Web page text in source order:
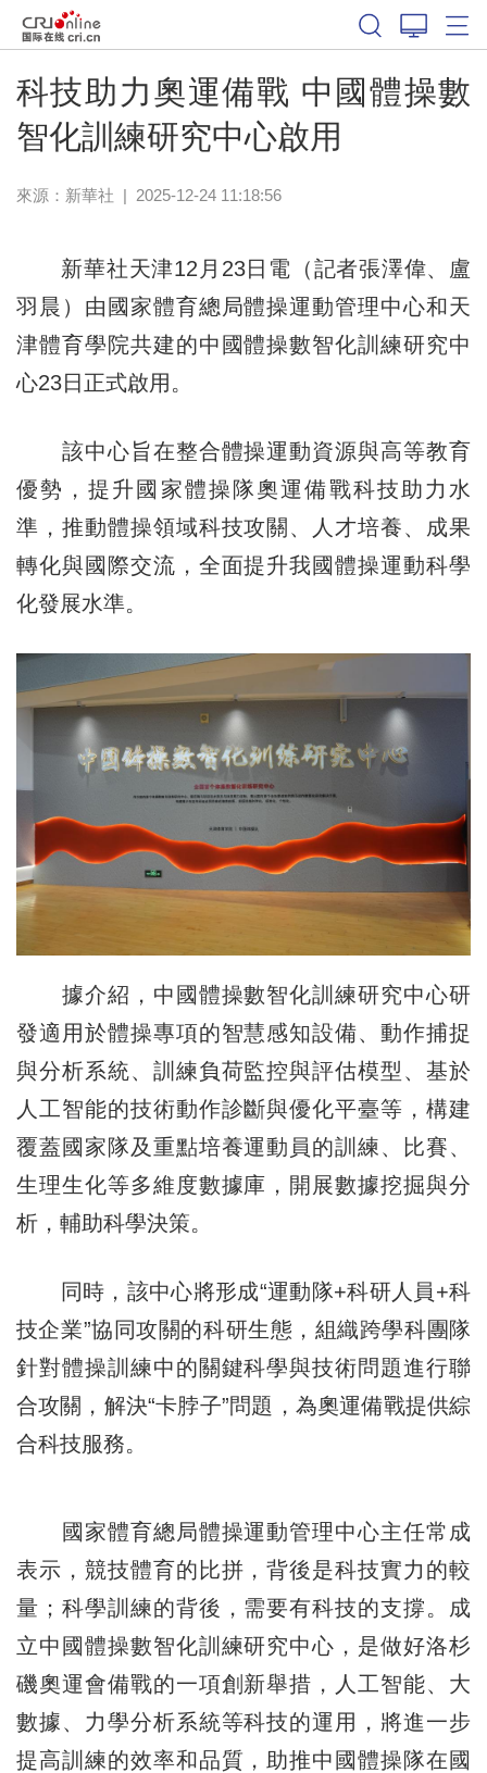
科技助力奧運備戰 中國體操數
智化訓練研究中心啟用
來源：新華社 | 2025-12-24 11:18:56
新華社天津12月23日電（記者張澤偉、盧
羽晨）由國家體育總局體操運動管理中心和天
津體育學院共建的中國體操數智化訓練研究中
心23日正式啟用。
該中心旨在整合體操運動資源與高等教育
優勢，提升國家體操隊奧運備戰科技助力水
準，推動體操領域科技攻關、人才培養、成果
轉化與國際交流，全面提升我國體操運動科學
化發展水準。
據介紹，中國體操數智化訓練研究中心研
發適用於體操專項的智慧感知設備、動作捕捉
與分析系統、訓練負荷監控與評估模型、基於
人工智能的技術動作診斷與優化平臺等，構建
覆蓋國家隊及重點培養運動員的訓練、比賽、
生理生化等多維度數據庫，開展數據挖掘與分
析，輔助科學決策。
同時，該中心將形成“運動隊+科研人員+科
技企業”協同攻關的科研生態，組織跨學科團隊
針對體操訓練中的關鍵科學與技術問題進行聯
合攻關，解決“卡脖子”問題，為奧運備戰提供綜
合科技服務。
國家體育總局體操運動管理中心主任常成
表示，競技體育的比拼，背後是科技實力的較
量；科學訓練的背後，需要有科技的支撐。成
立中國體操數智化訓練研究中心，是做好洛杉
磯奧運會備戰的一項創新舉措，人工智能、大
數據、力學分析系統等科技的運用，將進一步
提高訓練的效率和品質，助推中國體操隊在國